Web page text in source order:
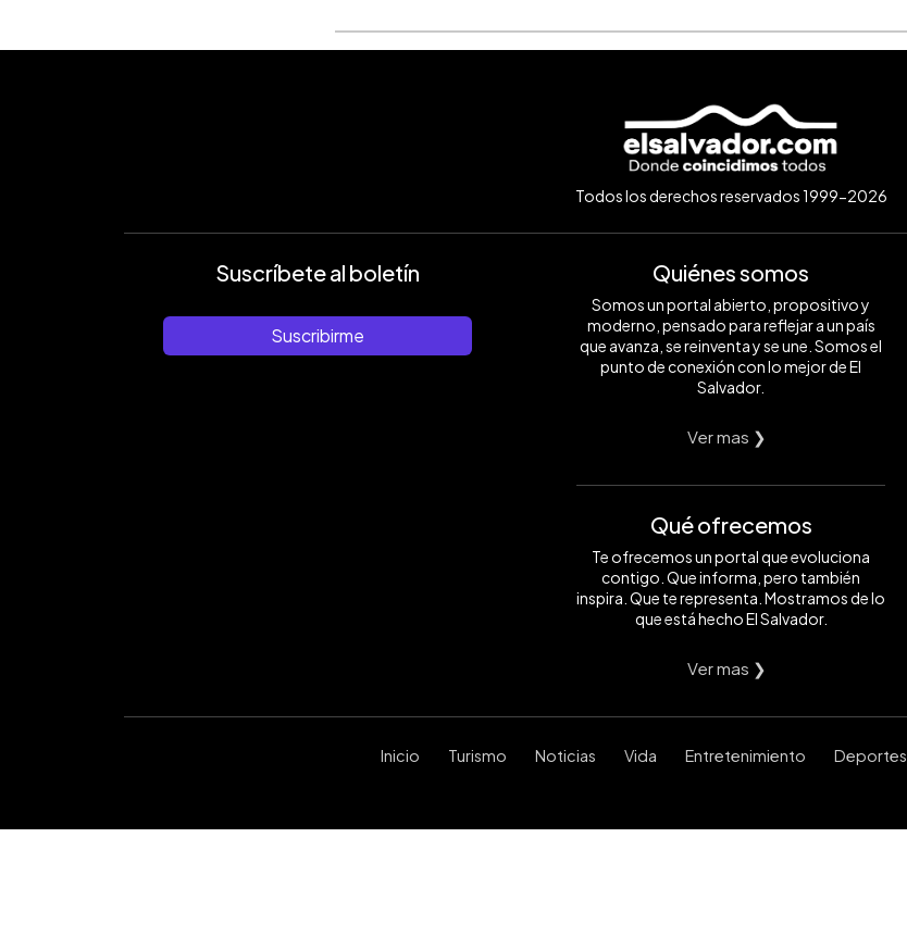
Todos los derechos reservados 1999-2026
Suscríbete al boletín
Suscribirme
Quiénes somos
Somos un portal abierto, propositivo y
moderno, pensado para reflejar a un país
que avanza, se reinventa y se une. Somos el
punto de conexión con lo mejor de El
Salvador.
Ver mas ❯
Qué ofrecemos
Te ofrecemos un portal que evoluciona
contigo. Que informa, pero también
inspira. Que te representa. Mostramos de lo
que está hecho El Salvador.
Ver mas ❯
Inicio Turismo Noticias Vida Entretenimiento Deportes